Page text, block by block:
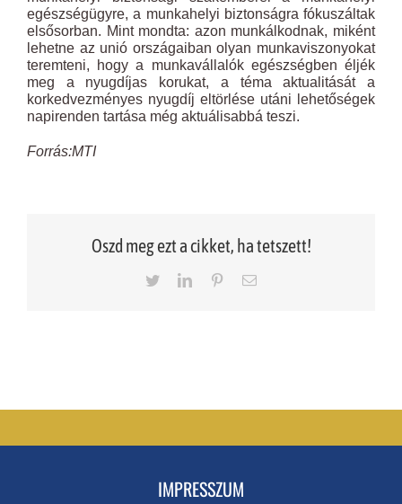
egészségügyre, a munkahelyi biztonságra fókuszáltak
elsősorban. Mint mondta: azon munkálkodnak, miként
lehetne az unió országaiban olyan munkaviszonyokat
teremteni, hogy a munkavállalók egészségben éljék
meg a nyugdíjas korukat, a téma aktualitását a
korkedvezményes nyugdíj eltörlése utáni lehetőségek
napirenden tartása még aktuálisabbá teszi.
Forrás:MTI
Oszd meg ezt a cikket, ha tetszett!
TwitterLinkedInPinterestEmail
IMPRESSZUM